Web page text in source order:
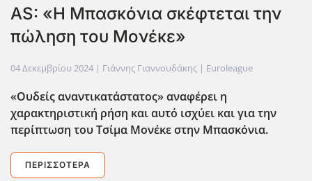
AS: «Η Μπασκόνια σκέφτεται την
πώληση του Μονέκε»
04 Δεκεμβρίου 2024 | Γιάννης Γιαννουδάκης | Euroleague
«Ουδείς αναντικατάστατος» αναφέρει η
χαρακτηριστική ρήση και αυτό ισχύει και για την
περίπτωση του Τσίμα Μονέκε στην Μπασκόνια.
ΠΕΡΙΣΣΌΤΕΡΑ